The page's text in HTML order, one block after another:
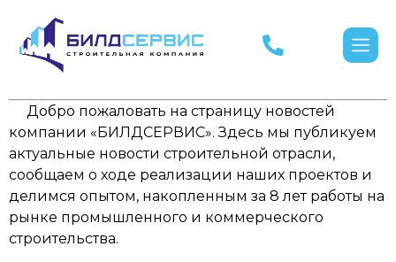
Добро пожаловать на страницу новостей
компании «БИЛДСЕРВИС». Здесь мы публикуем
актуальные новости строительной отрасли,
сообщаем о ходе реализации наших проектов и
делимся опытом, накопленным за 8 лет работы на
рынке промышленного и коммерческого
строительства.